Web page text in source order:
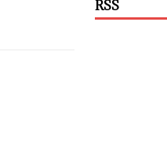
RSS